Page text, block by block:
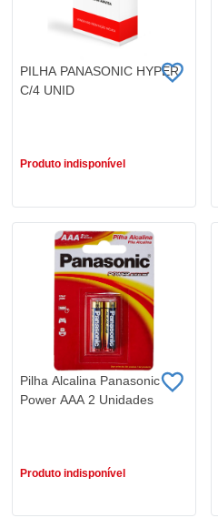
PILHA PANASONIC HYPER
C/4 UNID
Produto indisponível
Pilha Alcalina Panasonic
Power AAA 2 Unidades
Produto indisponível